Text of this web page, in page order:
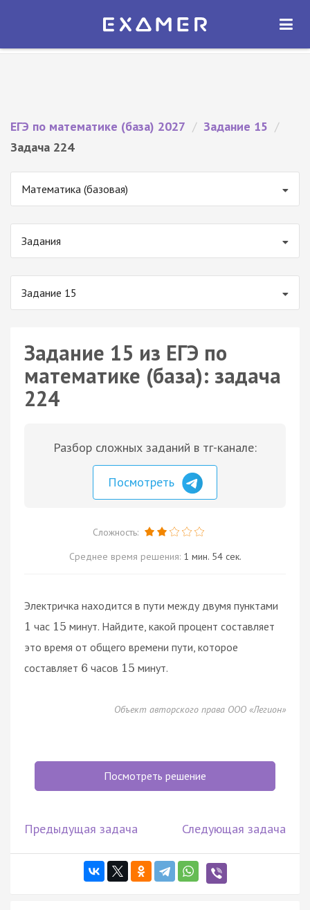
Экзамер — ЕГЭ 2027
ОТКРЫТЬ
ЕГЭ по математике (база) 2027 / Задание 15 /
Задача 224
Математика (базовая)
Задания
Задание 15
Задание 15 из ЕГЭ по
математике (база): задача
224
Разбор сложных заданий в тг-канале:
Посмотреть
Сложность:
Среднее время решения: 1 мин. 54 сек.
Электричка находится в пути между двумя пунктами
1 час 15 минут. Найдите, какой процент составляет
это время от общего времени пути, которое
составляет 6 часов 15 минут.
Объект авторского права ООО «Легион»
Посмотреть решение
Предыдущая задача Следующая задача